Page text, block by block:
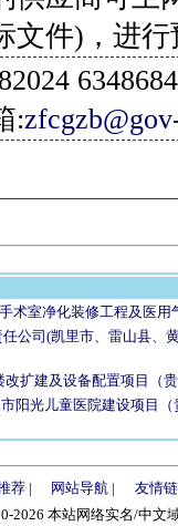
文件)，进
:
术室净化装修工程及医
公司(凯里市、雷山县、
扩建及设备配置项目（
阳光儿童医院建设项目
荐| 网站导航 |
友情
2026 本站网络实名/中文